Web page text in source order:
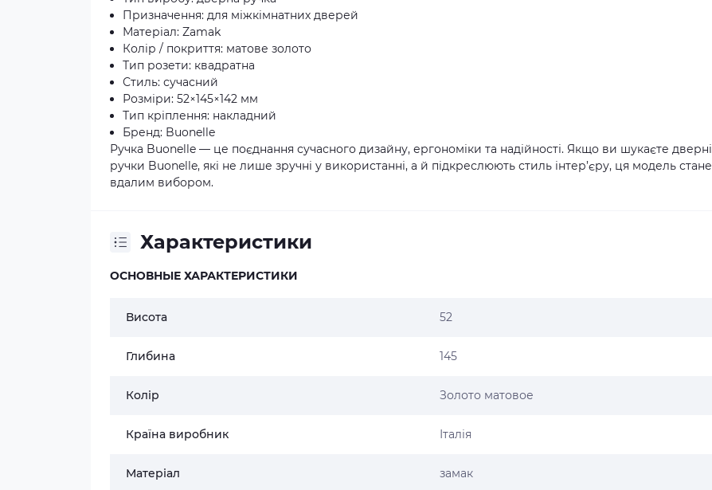
Призначення: для міжкімнатних дверей
Матеріал: Zamak
Колір / покриття: матове золото
Тип розети: квадратна
Стиль: сучасний
Розміри: 52×145×142 мм
Тип кріплення: накладний
Бренд: Buonelle
Ручка Buonelle — це поєднання сучасного дизайну, ергономіки та надійності. Якщо ви шукаєте дверні
ручки Buonelle, які не лише зручні у використанні, а й підкреслюють стиль інтер’єру, ця модель стане
вдалим вибором.
Характеристики
ОСНОВНЫЕ ХАРАКТЕРИСТИКИ
Висота 52
Глибина 145
Колір Золото матовое
Країна виробник Італія
Матеріал замак